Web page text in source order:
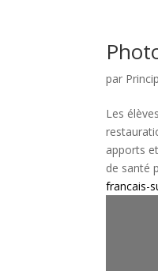
par
Les
apports
de santé
francais-